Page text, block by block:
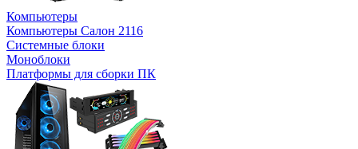
Компьютеры
Компьютеры Салон 2116
Системные блоки
Моноблоки
Платформы для сборки ПК